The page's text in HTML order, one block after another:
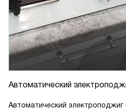
Автоматический
Автоматический